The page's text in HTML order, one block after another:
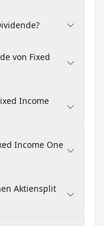
von Fixed
Income
Income One
Aktiensplit